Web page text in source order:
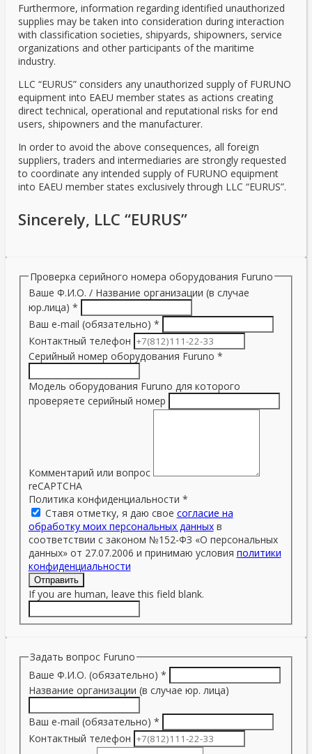
Furthermore, information regarding identified unauthorized
supplies may be taken into consideration during interaction
with classification societies, shipyards, shipowners, service
organizations and other participants of the maritime
industry.
LLC “EURUS” considers any unauthorized supply of FURUNO
equipment into EAEU member states as actions creating
direct technical, operational and reputational risks for end
users, shipowners and the manufacturer.
In order to avoid the above consequences, all foreign
suppliers, traders and intermediaries are strongly requested
to coordinate any intended supply of FURUNO equipment
into EAEU member states exclusively through LLC “EURUS”.
Sincerely, LLC “EURUS”
Проверка серийного номера оборудования Furuno
Ваше Ф.И.О. / Название организации (в случае
юр.лица) *
Ваш e-mail (обязательно) *
Контактный телефон
Серийный номер оборудования Furuno *
Модель оборудования Furuno для которого
проверяете серийный номер
Комментарий или вопрос
reCAPTCHA
Политика конфиденциальности *
Ставя отметку, я даю свое согласие на
обработку моих персональных данныхв
соответствии с законом №152-ФЗ «О персональных
данных» от 27.07.2006 и принимаю условия политики
конфиденциальности
Отправить
If you are human, leave this field blank.
Задать вопрос Furuno
Ваше Ф.И.О. (обязательно) *
Название организации (в случае юр. лица)
Ваш e-mail (обязательно) *
Контактный телефон